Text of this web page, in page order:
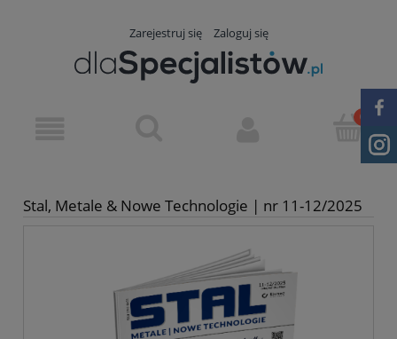
Zarejestruj się Zaloguj się
Stal, Metale & Nowe Technologie | nr 11-12/2025